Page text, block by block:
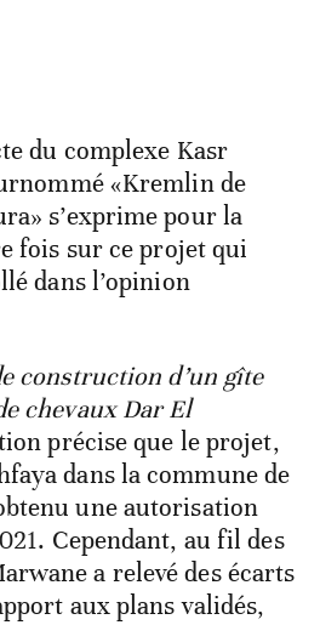
du complexe Kasr
«Kremlin de
s’exprime pour la
fois sur ce projet qui
dans l’opinion
construction d’un gîte
chevaux Dar El
précise que le projet,
dans la commune de
une autorisation
Cependant, au fil des
a relevé des écarts
aux plans validés,